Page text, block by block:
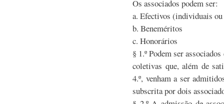
Os associados podem ser:
a. Efectivos (individuais
b. Beneméritos
c. Honorários
§ 1.º Podem ser
coletivas que, além de
4.º, venham a ser
subscrita por dois